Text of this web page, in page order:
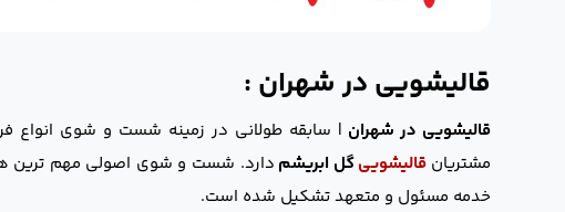
قالیشویی در شهران :
قالیشویی در شهران | سابقه طولانی در زمینه شست و شوی انواع
مشتریان قالیشوییگل ابریشم دارد. شست و شوی اصولی مهم ترین
خدمه مسئول و متعهد تشکیل شده است.